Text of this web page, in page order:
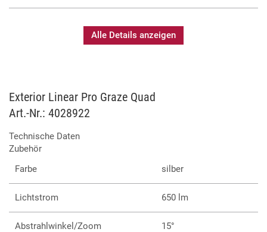
Die kalibrierten Full-Colour-RGBW LEDs des Exterior Linear Pro
alle Geräte hinweg und bieten eine gleichmäßige
Lichtverteilung mit einem Abstrahlwinkel von 15 Grad. Der
Oberflächen, hohen Wänden und Strukturen in Innen- und
Außenbereichen.
Kalibrierte Full-Colour-RGBW-LEDs
Hohe Lichtausbeute
Segmentweise steuerbar
15° Abstrahlwinkel, durch Zubehör anpassbar
Zertifiziert nach IP66, IK08 und C5 High
Einfaches Durchschleifen mit Hybrid-Kabeln
Alle Details anzeigen
Exterior Linear Pro Graze Quad
Art.-Nr.: 4028922
Technische Daten
Zubehör
Farbe
silber
Lichtstrom 650 lm
Abstrahlwinkel/Zoom 15°